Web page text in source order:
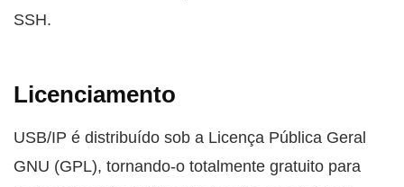
SSH.
Licenciamento
USB/IP é distribuído sob a Licença Pública Geral
GNU (GPL), tornando-o totalmente gratuito para